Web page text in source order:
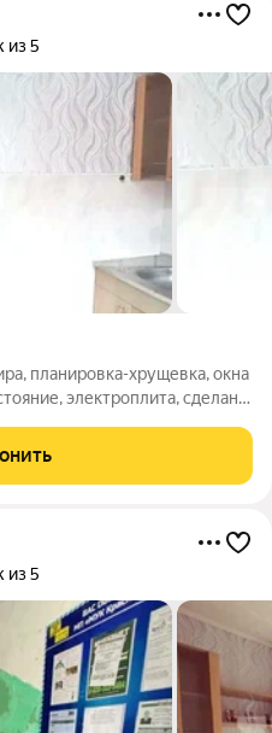
из 5
планировка-хрущевка, окна
электроплита, сделан
пластиковые, балкон
из 5